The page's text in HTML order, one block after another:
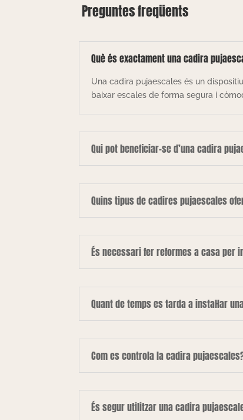
Preguntes freqüents
Què és exactament una cadira
Una cadira pujaescales és un
baixar escales de forma segura i
Qui pot beneficiar-se d’una cadira
Quins tipus de cadires pujaescales
És necessari fer reformes a casa per
Quant de temps es tarda a instal·lar
Com es controla la cadira
És segur utilitzar una cadira